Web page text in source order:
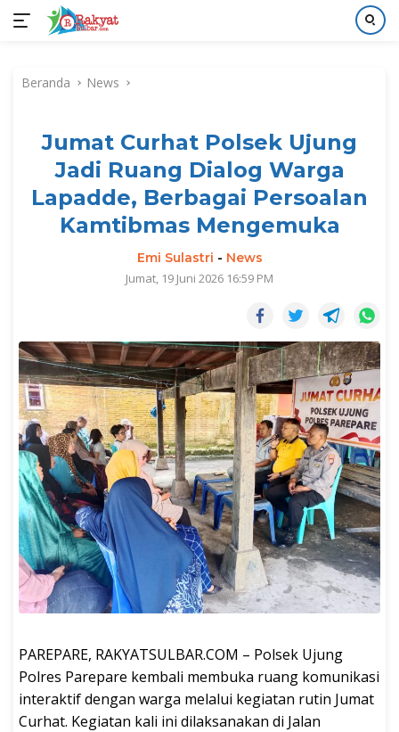
kontenBeranda News
Jumat Curhat Polsek Ujung
Jadi Ruang Dialog Warga
Lapadde, Berbagai Persoalan
Kamtibmas Mengemuka
Emi Sulastri - News
Jumat, 19 Juni 2026 16:59 PM
PAREPARE, RAKYATSULBAR.COM – Polsek Ujung
Polres Parepare kembali membuka ruang komunikasi
interaktif dengan warga melalui kegiatan rutin Jumat
Curhat. Kegiatan kali ini dilaksanakan di Jalan